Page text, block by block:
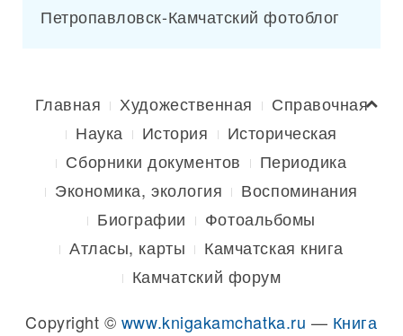
Петропавловск-Камчатский фотоблог
Главная Художественная
Справочная
Наука
История
Историческая
Сборники документов
Периодика
Экономика, экология
Воспоминания
Биографии
Фотоальбомы
Атласы, карты
Камчатская книга
Камчатский форум
Copyright © www.knigakamchatka.ru — Книга